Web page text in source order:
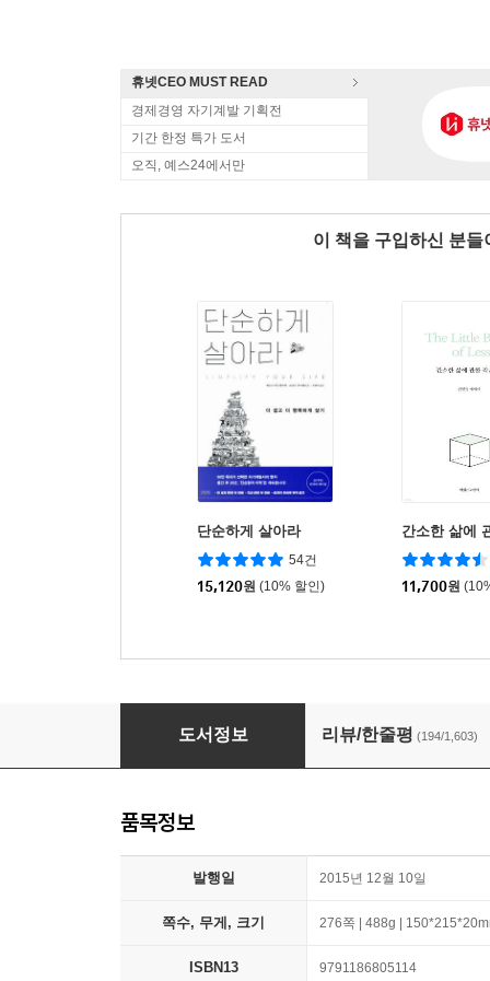
휴넷CEO MUST READ
경제경영 자기계발 기획전
기간 한정 특가 도서
오직, 예스24에서만
이 책을 구입하신 분
단순하게 살아라
54건
15,120원 (10% 할인)
간소한 삶에
11,700원
나는 단순하게 살기로 했다
도서정보 리뷰/한줄평 (194/1,603)
품목정보
발행일 2015년 12월 10일
쪽수, 무게, 크기 276쪽 | 488g |
ISBN13 9791186805114